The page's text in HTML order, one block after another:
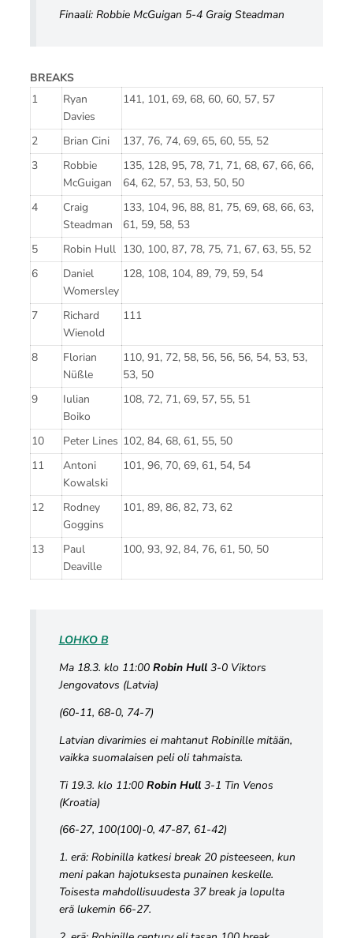
Finaali: Robbie McGuigan 5-4 Graig Steadman
BREAKS
1
Ryan
Davies
141, 101, 69, 68, 60, 60, 57, 57
2 Brian Cini
137, 76, 74, 69, 65, 60, 55, 52
3
Robbie
McGuigan
135, 128, 95, 78, 71, 71, 68, 67, 66, 66,
64, 62, 57, 53, 53, 50, 50
4
Craig
Steadman
133, 104, 96, 88, 81, 75, 69, 68, 66, 63,
61, 59, 58, 53
5
Robin Hull 130, 100, 87, 78, 75, 71, 67, 63, 55, 52
6
Daniel
Womersley
128, 108, 104, 89, 79, 59, 54
7
Richard
Wienold
111
8
Florian
Nüßle
110, 91, 72, 58, 56, 56, 56, 54, 53, 53,
53, 50
9
Iulian
Boiko
108, 72, 71, 69, 57, 55, 51
10 Peter Lines 102, 84, 68, 61, 55, 50
11
Antoni
Kowalski
101, 96, 70, 69, 61, 54, 54
12
Rodney
Goggins
101, 89, 86, 82, 73, 62
13
Paul
Deaville
100, 93, 92, 84, 76, 61, 50, 50
LOHKO B
Ma 18.3. klo 11:00 Robin Hull3-0 Viktors
Jengovatovs (Latvia)
(60-11, 68-0, 74-7)
Latvian divarimies ei mahtanut Robinille mitään,
vaikka suomalaisen peli oli tahmaista.
Ti 19.3. klo 11:00 Robin Hull3-1 Tin Venos
(Kroatia)
(66-27, 100(100)-0, 47-87, 61-42)
1. erä: Robinilla katkesi break 20 pisteeseen, kun
meni pakan hajotuksesta punainen keskelle.
Toisesta mahdollisuudesta 37 break ja lopulta
erä lukemin 66-27.